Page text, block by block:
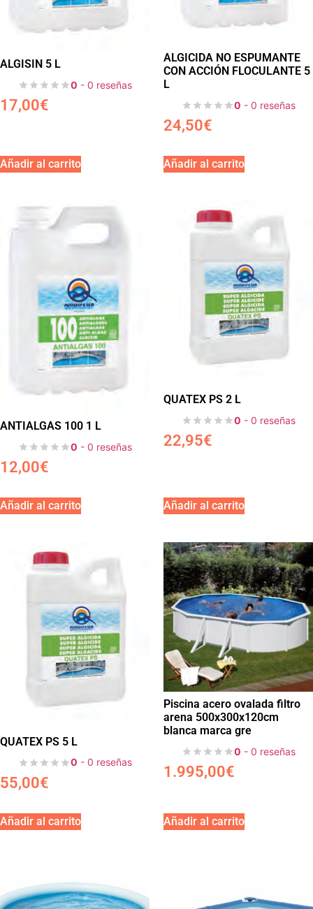
ALGISIN 5 L
0 - 0 reseñas
17,00€
Añadir al carrito
ALGICIDA NO ESPUMANTE
CON ACCIÓN FLOCULANTE 5
L
0 - 0 reseñas
24,50€
Añadir al carrito
ANTIALGAS 100 1 L
0 - 0 reseñas
12,00€
Añadir al carrito
QUATEX PS 2 L
0 - 0 reseñas
22,95€
Añadir al carrito
QUATEX PS 5 L
0 - 0 reseñas
55,00€
Añadir al carrito
Piscina acero ovalada filtro
arena 500x300x120cm
blanca marca gre
0 - 0 reseñas
1.995,00€
Añadir al carrito